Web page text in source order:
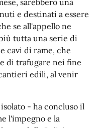
sarebbero una
e destinati a essere
se all'appello ne
tutta una serie di
cavi di rame, che
di trafugare nei fine
edili, al venir
- ha concluso il
l'impegno e la